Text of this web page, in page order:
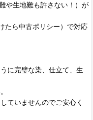
や生地難も許さない！）が
たら中古ポリシー）で対応
に完璧な染、仕立て、生
ていませんのでご安心く